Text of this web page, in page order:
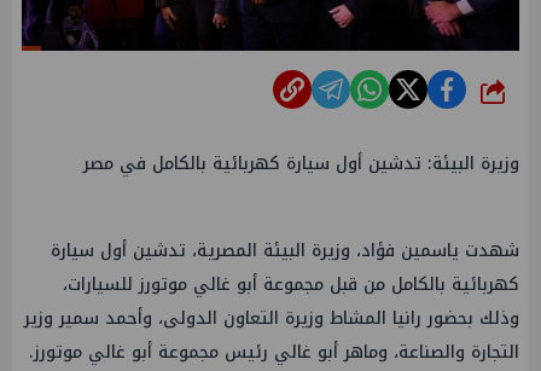
شارك
وزيرة البيئة: تدشين أول سيارة كهربائية بالكامل في مصر
شهدت ياسمين فؤاد، وزيرة البيئة المصرية، تدشين أول سيارة
كهربائية بالكامل من قبل مجموعة أبو غالي موتورز للسيارات،
وذلك بحضور رانيا المشاط وزيرة التعاون الدولى، وأحمد سمير وزير
التجارة والصناعة، وماهر أبو غالي رئيس مجموعة أبو غالي موتورز.